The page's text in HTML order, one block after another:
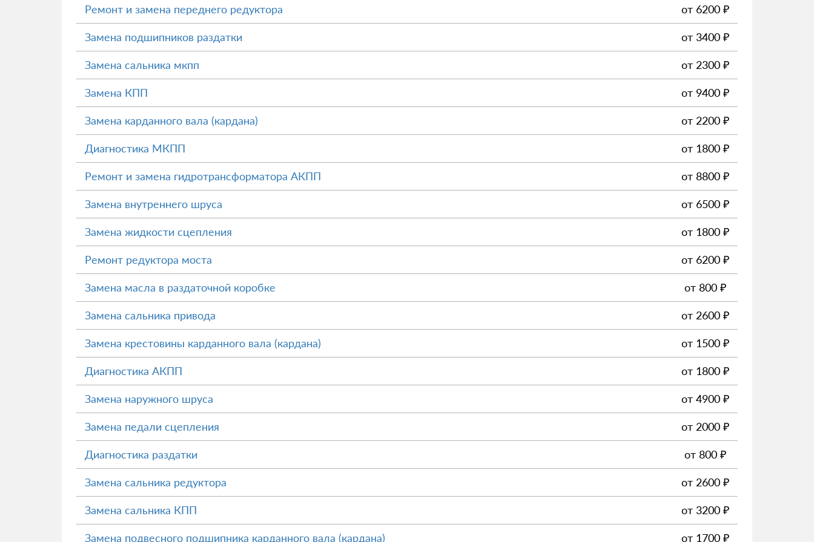
Ремонт и замена переднего редуктора от 6200 ₽
Замена подшипников раздатки от 3400 ₽
Замена сальника мкпп от 2300 ₽
Замена КПП от 9400 ₽
Замена карданного вала (кардана) от 2200 ₽
Диагностика МКПП от 1800 ₽
Ремонт и замена гидротрансформатора АКПП от 8800 ₽
Замена внутреннего шруса от 6500 ₽
Замена жидкости сцепления от 1800 ₽
Ремонт редуктора моста от 6200 ₽
Замена масла в раздаточной коробке от 800 ₽
Замена сальника привода от 2600 ₽
Замена крестовины карданного вала (кардана) от 1500 ₽
Диагностика АКПП от 1800 ₽
Замена наружного шруса от 4900 ₽
Замена педали сцепления от 2000 ₽
Диагностика раздатки от 800 ₽
Замена сальника редуктора от 2600 ₽
Замена сальника КПП от 3200 ₽
Замена подвесного подшипника карданного вала (кардана) от 1700 ₽